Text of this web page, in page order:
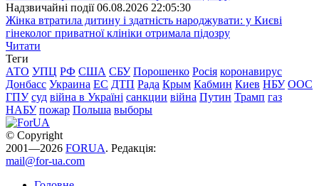
Надзвичайні події 06.08.2026 22:05:30
Жінка втратила дитину і здатність народжувати: у Києві
гінеколог приватної клініки отримала підозру
Читати
Теги
АТО УПЦ РФ США СБУ Порошенко Росія коронавирус
Донбасс Украина ЕС ДТП Рада Крым Кабмин Киев НБУ ООС
ГПУ суд війна в Україні санкции війна Путин Трамп газ
НАБУ пожар Польша выборы
© Copyright
2001—2026 FORUA. Редакція:
mail@for-ua.com